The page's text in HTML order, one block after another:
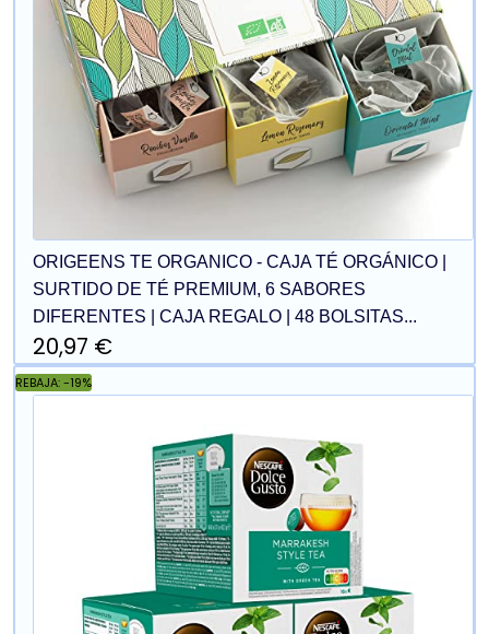
ORIGEENS TE ORGANICO - CAJA TÉ ORGÁNICO |
SURTIDO DE TÉ PREMIUM, 6 SABORES
DIFERENTES | CAJA REGALO | 48 BOLSITAS...
20,97 €
REBAJA: -19%